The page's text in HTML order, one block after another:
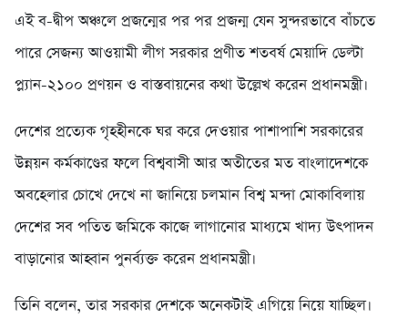
এই ব-দ্বীপ অঞ্চলে প্রজন্মের পর পর প্রজন্ম যেন সুন্দরভাবে বাঁচতে
পারে সেজন্য আওয়ামী লীগ সরকার প্রণীত শতবর্ষ মেয়াদি ডেল্টা
প্ল্যান-২১০০ প্রণয়ন ও বাস্তবায়নের কথা উল্লেখ করেন প্রধানমন্ত্রী।
দেশের প্রত্যেক গৃহহীনকে ঘর করে দেওয়ার পাশাপাশি সরকারের
উন্নয়ন কর্মকাণ্ডের ফলে বিশ্ববাসী আর অতীতের মত বাংলাদেশকে
অবহেলার চোখে দেখে না জানিয়ে চলমান বিশ্ব মন্দা মোকাবিলায়
দেশের সব পতিত জমিকে কাজে লাগানোর মাধ্যমে খাদ্য উৎপাদন
বাড়ানোর আহ্বান পুনর্ব্যক্ত করেন প্রধানমন্ত্রী।
তিনি বলেন, তার সরকার দেশকে অনেকটাই এগিয়ে নিয়ে যাচ্ছিল।